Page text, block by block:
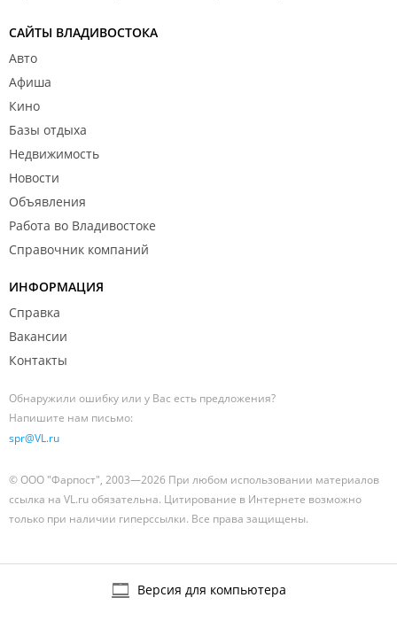
САЙТЫ ВЛАДИВОСТОКА
Авто
Афиша
Кино
Базы отдыха
Недвижимость
Новости
Объявления
Работа во Владивостоке
Справочник компаний
ИНФОРМАЦИЯ
Справка
Вакансии
Контакты
Обнаружили ошибку или у Вас есть предложения?
Напишите нам письмо:
spr@VL.ru
© ООО "Фарпост", 2003—2026 При любом использовании материалов
ссылка на VL.ru обязательна. Цитирование в Интернете возможно
только при наличии гиперссылки. Все права защищены.
Версия для компьютера